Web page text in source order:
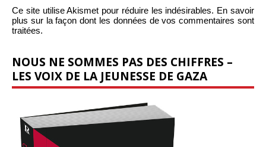
Ce site utilise Akismet pour réduire les indésirables. En savoir
plus sur la façon dont les données de vos commentaires sont
traitées.
NOUS NE SOMMES PAS DES CHIFFRES –
LES VOIX DE LA JEUNESSE DE GAZA